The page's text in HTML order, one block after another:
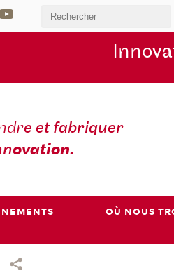
Inno
e et fabriquer
ovation.
OÙ NOUS